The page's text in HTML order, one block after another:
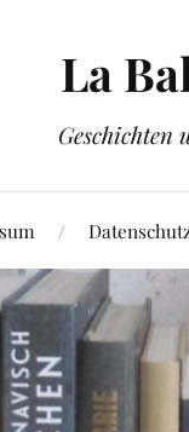
La
Geschichten